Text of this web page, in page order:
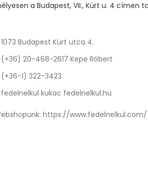
a Budapest, VII., Kürt u. 4 címen
1073 Budapest Kürt utca 4.
(+36) 20-468-2617 Kepe Róbert
(+36-1) 322-3423
fedelnelkul kukac fedelnelkul.hu
https://www.fedelnelkul.com/